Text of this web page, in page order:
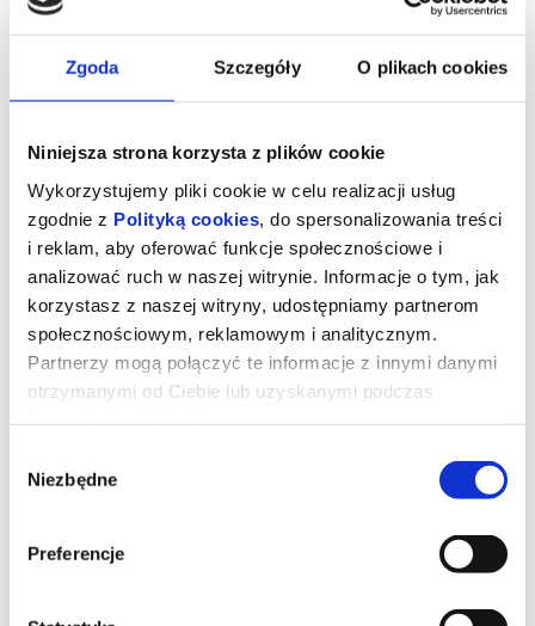
Zgoda Szczegóły O plikach cookies
Niniejsza strona korzysta z plików cookie
Wykorzystujemy pliki cookie w celu realizacji usług
zgodnie z Polityką cookies , do spersonalizowania treści
i reklam, aby oferować funkcje społecznościowe i
analizować ruch w naszej witrynie. Informacje o tym, jak
korzystasz z naszej witryny, udostępniamy partnerom
społecznościowym, reklamowym i analitycznym.
Partnerzy mogą połączyć te informacje z innymi danymi
otrzymanymi od Ciebie lub uzyskanymi podczas
zgody
Niezbędne
Preferencje
DIABEŁ UBIERA SIĘ U PRADY 2
Emily i Nigela Meryl Streep, Anne Hathaway, Emily Blunt i Stanley
Tucci powracają na tętniące modą ulice Nowego Jorku i do
eleganckich biur magazynu Runway w filmie „Diabeł ubiera się u
całe pokolenie. Zareżyserię odpowiada David Frankel, scenariusz